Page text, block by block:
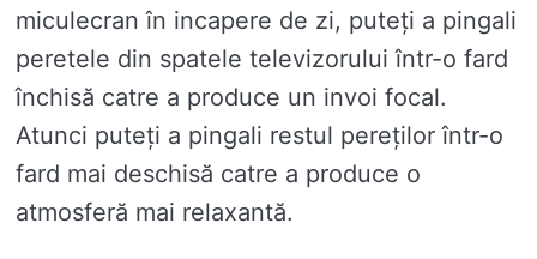
miculecran în incapere de zi, puteți a pingali
peretele din spatele televizorului într-o fard
închisă catre a produce un invoi focal.
Atunci puteți a pingali restul pereților într-o
fard mai deschisă catre a produce o
atmosferă mai relaxantă.